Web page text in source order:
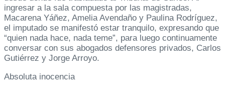
ingresar a la sala compuesta por las magistradas,
Macarena Yáñez, Amelia Avendaño y Paulina Rodríguez,
el imputado se manifestó estar tranquilo, expresando que
“quien nada hace, nada teme”, para luego continuamente
conversar con sus abogados defensores privados, Carlos
Gutiérrez y Jorge Arroyo.
Absoluta inocencia